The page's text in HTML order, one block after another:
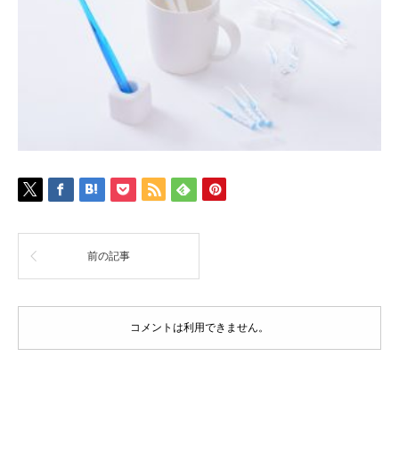
前の記事
コメントは利用できません。